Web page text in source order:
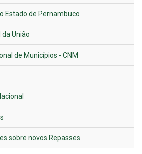
Estado de Pernambuco
União
de Municípios - CNM
sobre novos Repasses